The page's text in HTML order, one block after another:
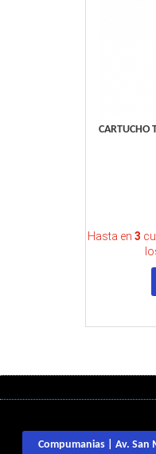
CARTUCHO
Hasta en 3
Compumanias | Av. San